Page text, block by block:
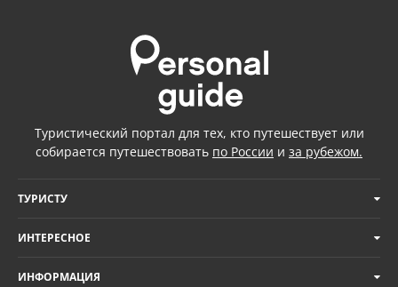
Туристический портал для тех, кто путешествует или
собирается путешествовать по России и за рубежом.
ТУРИСТУ
ИНТЕРЕСНОЕ
ИНФОРМАЦИЯ